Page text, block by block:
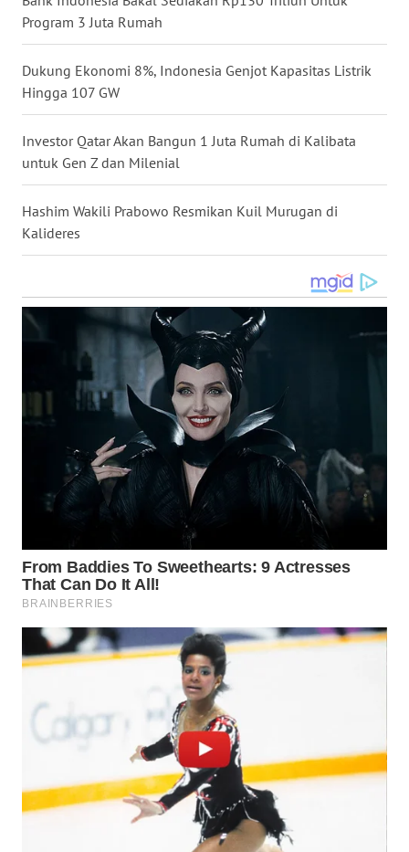
Program 3 Juta Rumah
Dukung Ekonomi 8%, Indonesia Genjot Kapasitas Listrik
Hingga 107 GW
Investor Qatar Akan Bangun 1 Juta Rumah di Kalibata
untuk Gen Z dan Milenial
Hashim Wakili Prabowo Resmikan Kuil Murugan di
Kalideres
WN
NUSANTARA
WN
WN
WN
WN
KALBAR
KALTENG
KALTARA
WN
KALSEL
WN
KALTIM
WN
SULSEL
GORONTALO
SULUT